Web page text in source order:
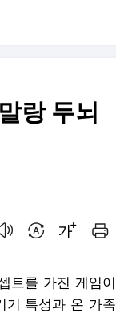
랑 두뇌
트를 가진 게임이
기 특성과 온 가족